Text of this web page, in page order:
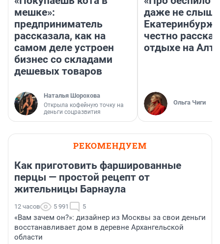
мешке»:
предприниматель
рассказала, как на
самом деле устроен
бизнес со складами
дешевых товаров
Наталья Шорохова
Открыла кофейную точку на
деньги соцразвития
даже не
честно
отдыхе на
Ольга Чиги
РЕКОМЕНДУЕМ
Как приготовить фаршированные
перцы — простой рецепт от
жительницы Барнаула
12 часов 5 991 5
«Вам зачем он?»: дизайнер из Москвы за свои деньги
восстанавливает дом в деревне Архангельской
области